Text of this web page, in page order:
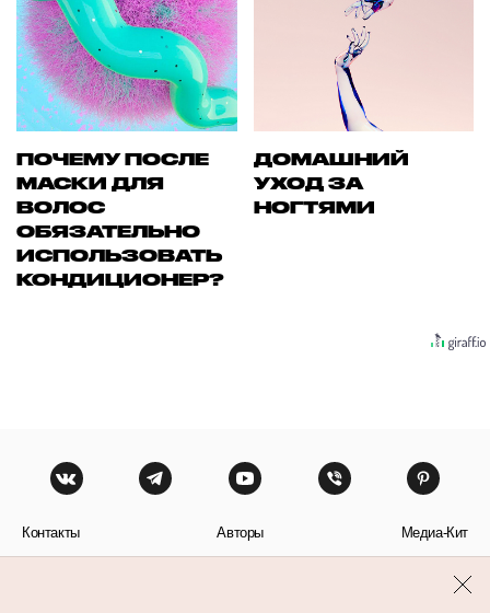
ПОЧЕМУ ПОСЛЕ
МАСКИ ДЛЯ
ВОЛОС
ОБЯЗАТЕЛЬНО
ИСПОЛЬЗОВАТЬ
КОНДИЦИОНЕР?
ДОМАШНИЙ
УХОД ЗА
НОГТЯМИ
Контакты Авторы Медиа-Кит